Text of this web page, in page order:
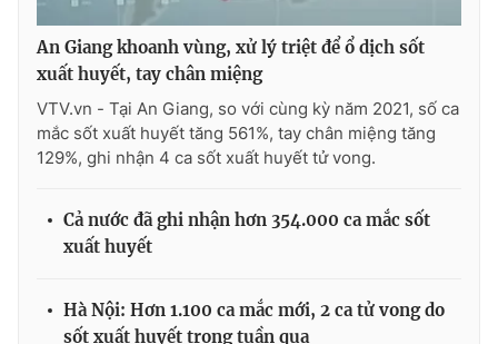
THỜI BÁO VTV
Theo dõi báo trên
Cơ quan báo chí:Thời báo VTV
An Giang khoanh vùng, xử lý triệt để ổ dịch sốt
xuất huyết, tay chân miệng
VTV.vn - Tại An Giang, so với cùng kỳ năm 2021, số ca
mắc sốt xuất huyết tăng 561%, tay chân miệng tăng
129%, ghi nhận 4 ca sốt xuất huyết tử vong.
Cả nước đã ghi nhận hơn 354.000 ca mắc sốt
xuất huyết
Hà Nội: Hơn 1.100 ca mắc mới, 2 ca tử vong do
sốt xuất huyết trong tuần qua